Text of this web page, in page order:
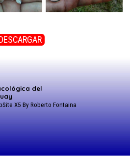
X5 By Roberto Fontaina
del